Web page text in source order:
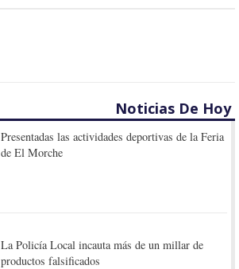
Noticias De Hoy
Presentadas las actividades deportivas de la Feria
de El Morche
La Policía Local incauta más de un millar de
productos falsificados